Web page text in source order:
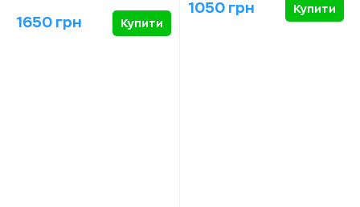
1650 грн Купити
1050 грн Купити